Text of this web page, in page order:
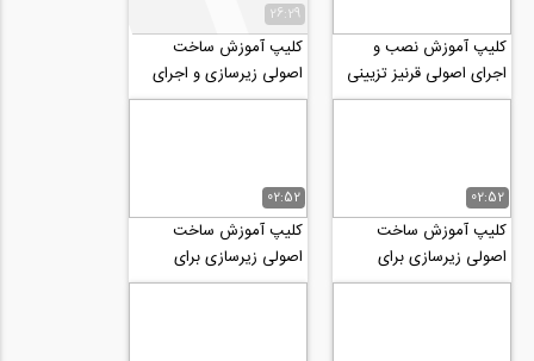
کلیپ آموزش نصب و
اجرای اصولی قرنیز تزیینی
چوبی سقفی
26:29
کلیپ آموزش ساخت
اصولی زیرسازی و اجرای
شومینه با سنگ طبیعی
02:52
کلیپ آموزش ساخت
اصولی زیرسازی برای
شومینه و سنگ های
02:52
کلیپ آموزش ساخت
اصولی زیرسازی برای
شومینه و سنگ های